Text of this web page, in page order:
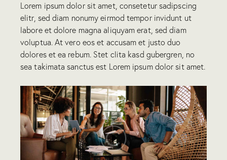
Lorem ipsum dolor sit amet, consetetur sadipscing
elitr, sed diam nonumy eirmod tempor invidunt ut
labore et dolore magna aliquyam erat, sed diam
voluptua. At vero eos et accusam et justo duo
dolores et ea rebum. Stet clita kasd gubergren, no
sea takimata sanctus est Lorem ipsum dolor sit amet.